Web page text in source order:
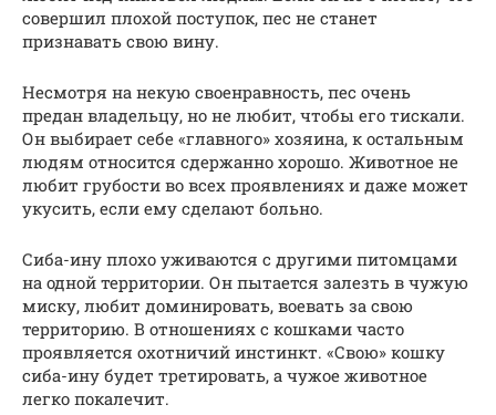
совершил плохой поступок, пес не станет
признавать свою вину.
Несмотря на некую своенравность, пес очень
предан владельцу, но не любит, чтобы его тискали.
Он выбирает себе «главного» хозяина, к остальным
людям относится сдержанно хорошо. Животное не
любит грубости во всех проявлениях и даже может
укусить, если ему сделают больно.
Сиба-ину плохо уживаются с другими питомцами
на одной территории. Он пытается залезть в чужую
миску, любит доминировать, воевать за свою
территорию. В отношениях с кошками часто
проявляется охотничий инстинкт. «Свою» кошку
сиба-ину будет третировать, а чужое животное
легко покалечит.